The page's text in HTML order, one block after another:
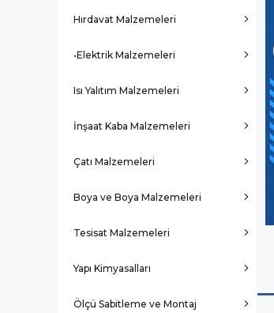
Hırdavat Malzemeleri
•Elektrik Malzemeleri
Isı Yalıtım Malzemeleri
İnşaat Kaba Malzemeleri
Çatı Malzemeleri
Boya ve Boya Malzemeleri
Tesisat Malzemeleri
Yapı Kimyasalları
Ölçü Sabitleme ve Montaj